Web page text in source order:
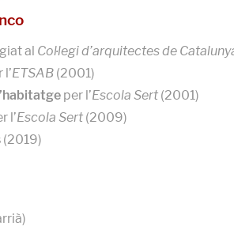
al Col·legi d’arquitectes de
l’ETSAB (2001)
per l’Escola Sert (2001)
l’Escola Sert (2009)
(2019)